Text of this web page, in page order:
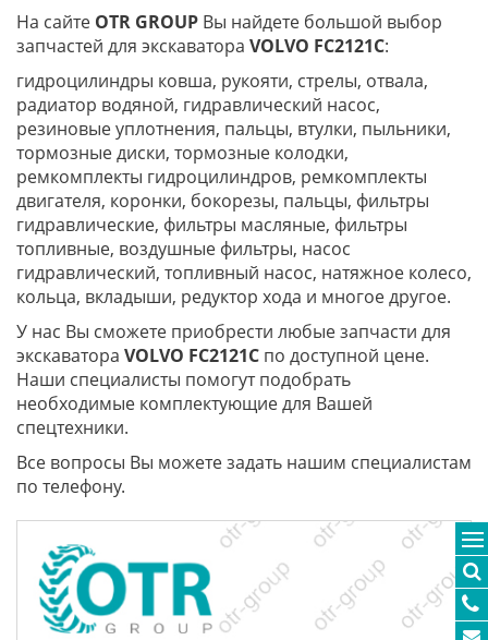
На сайте OTR GROUP Вы найдете большой выбор
запчастей для экскаватора VOLVO FC2121C:
гидроцилиндры ковша, рукояти, стрелы, отвала,
радиатор водяной, гидравлический насос,
резиновые уплотнения, пальцы, втулки, пыльники,
тормозные диски, тормозные колодки,
ремкомплекты гидроцилиндров, ремкомплекты
двигателя, коронки, бокорезы, пальцы, фильтры
гидравлические, фильтры масляные, фильтры
топливные, воздушные фильтры, насос
гидравлический, топливный насос, натяжное колесо,
кольца, вкладыши, редуктор хода и многое другое.
У нас Вы сможете приобрести любые запчасти для
экскаватора VOLVO FC2121C по доступной цене.
Наши специалисты помогут подобрать
необходимые комплектующие для Вашей
спецтехники.
Все вопросы Вы можете задать нашим специалистам
по телефону.